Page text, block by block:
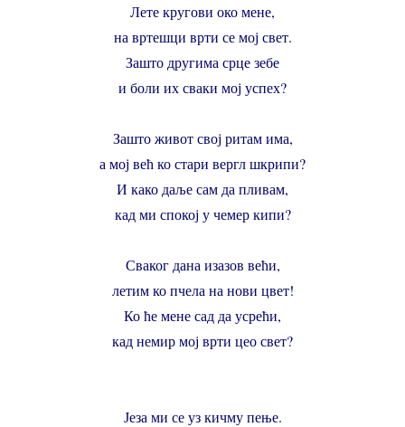
Лете кругови око мене,
на вртешци врти се мој свет.
Зашто другима срце зебе
и боли их сваки мој успех?
Зашто живот свој ритам има,
а мој већ ко стари вергл шкрипи?
И како даље сам да пливам,
кад ми спокој у чемер кипи?
Сваког дана изазов већи,
летим ко пчела на нови цвет!
Ко ће мене сад да усрећи,
кад немир мој врти цео свет?
Језа ми се уз кичму пење.